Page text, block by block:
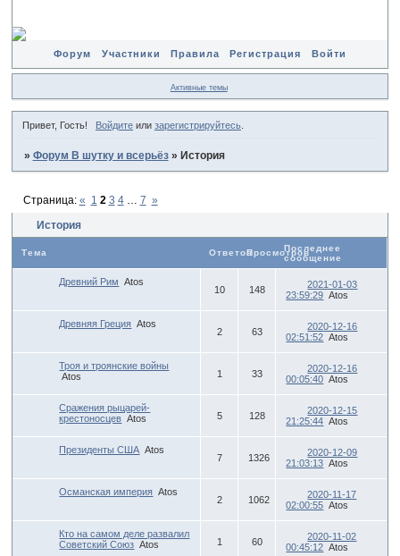
Форум Участники Правила Регистрация Войти
Активные темы
Привет, Гость! Войдитеили зарегистрируйтесь.
» Форум В шутку и всерьёз » История
История
Страница: « 1 2 3 4 7 »
Тема ОтветовПросмотровПоследнее
сообщение
Древний Рим Atos
10 148
2021-01-03
23:59:29 Atos
Древняя Греция Atos
2 63
2020-12-16
02:51:52 Atos
Троя и троянские войны
Atos
1 33
2020-12-16
00:05:40 Atos
Сражения рыцарей-
крестоносцев Atos 5 128
2020-12-15
21:25:44 Atos
Президенты США Atos
7 1326
2020-12-09
21:03:13 Atos
Османская империя Atos
2 1062
2020-11-17
02:00:55 Atos
Кто на самом деле развалил
Советский Союз Atos 1 60
2020-11-02
00:45:12 Atos